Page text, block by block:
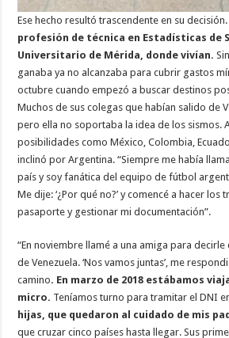
Ese hecho resultó trascendente en su
profesión de técnica en Estadísticas de
Universitario de Mérida, donde vivían.
ganaba ya no alcanzaba para cubrir gastos
octubre cuando empezó a buscar destinos
Muchos de sus colegas que habían salido de
pero ella no soportaba la idea de los sismos.
posibilidades como México, Colombia,
inclinó por Argentina. “Siempre me había
país y soy fanática del equipo de fútbol
Me dije: ‘¿Por qué no?’ y comencé a hacer
pasaporte y gestionar mi documentación”.
“En noviembre llamé a una amiga para
de Venezuela. ‘Nos vamos juntas’, me
camino. En marzo de 2018 estábamos
micro. Teníamos turno para tramitar el DNI
hijas, que quedaron al cuidado de mis
que cruzar cinco países hasta llegar. Sus